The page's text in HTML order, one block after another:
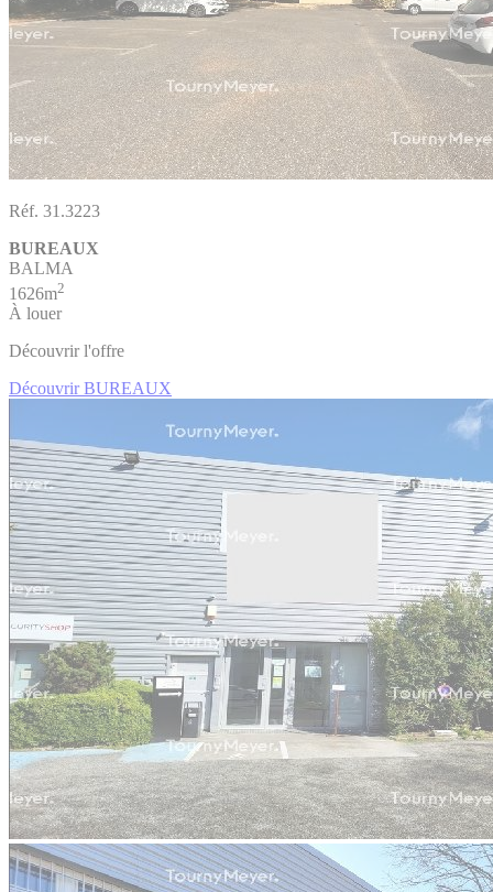
Réf. 31.3223
BUREAUX
BALMA
1626m2
À louer
Découvrir l'offre
Découvrir BUREAUX